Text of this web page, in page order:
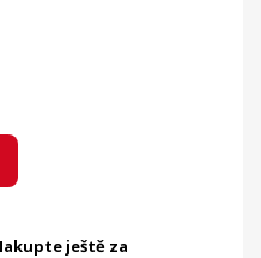
ještě za